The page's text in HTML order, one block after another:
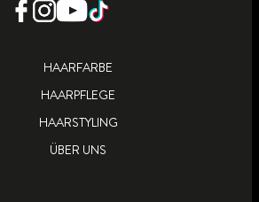
HAARFARBE
HAARPFLEGE
HAARSTYLING
ÜBER UNS